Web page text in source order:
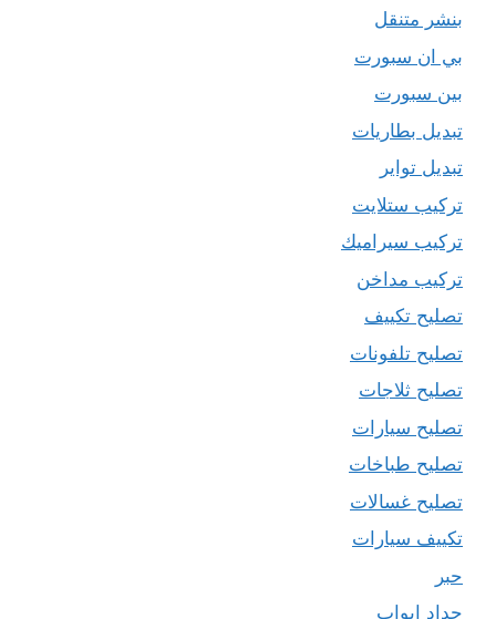
بنشر متنقل
بي ان سبورت
بين سبورت
تبديل بطاريات
تبديل تواير
تركيب ستلايت
تركيب سيراميك
تركيب مداخن
تصليح تكييف
تصليح تلفونات
تصليح ثلاجات
تصليح سيارات
تصليح طباخات
تصليح غسالات
تكييف سيارات
حبر
حداد ابواب